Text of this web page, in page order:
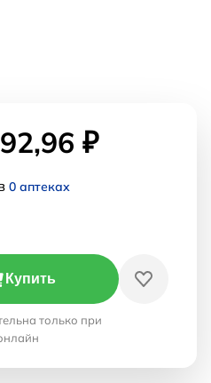
₽
0 аптеках
Купить
только при